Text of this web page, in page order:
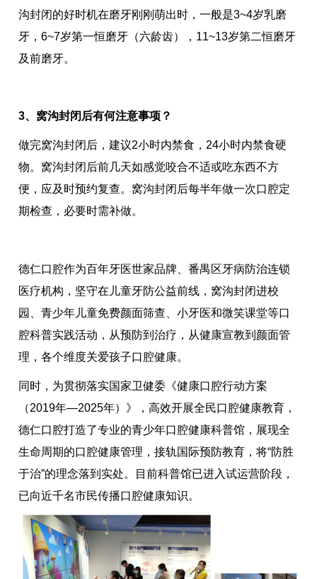
沟封闭的好时机在磨牙刚刚萌出时，一般是3~4岁乳磨
牙，6~7岁第一恒磨牙（六龄齿），11~13岁第二恒磨牙
及前磨牙。
3、窝沟封闭后有何注意事项？
做完窝沟封闭后，建议2小时内禁食，24小时内禁食硬
物。窝沟封闭后前几天如感觉咬合不适或吃东西不方
便，应及时预约复查。窝沟封闭后每半年做一次口腔定
期检查，必要时需补做。
德仁口腔作为百年牙医世家品牌、番禺区牙病防治连锁
医疗机构，坚守在儿童牙防公益前线，窝沟封闭进校
园、青少年儿童免费颜面筛查、小牙医和微笑课堂等口
腔科普实践活动，从预防到治疗，从健康宣教到颜面管
理，各个维度关爱孩子口腔健康。
同时，为贯彻落实国家卫健委《健康口腔行动方案
（2019年—2025年）》，高效开展全民口腔健康教育，
德仁口腔打造了专业的青少年口腔健康科普馆，展现全
生命周期的口腔健康管理，接轨国际预防教育，将“防胜
于治”的理念落到实处。目前科普馆已进入试运营阶段，
已向近千名市民传播口腔健康知识。